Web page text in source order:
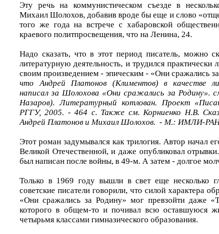
Эту речь на коммунистическом съезде в
Михаил Шолохов, добавив вроде бы еще и слово
того же года на встрече с хабаровской
краевого политпросвещения, что на Ленина, 24.
Надо сказать, что в этот период писатель, можно
литературную деятельность, и трудился
своим произведением - эпическим - «Они сражались
что Андрей Платонов (Климентов) в качестве
написал за Шолохова «Они сражались за Родину».
Назаров). Литературный котлован. Проект
РГГУ, 2005. - 464 с. Также см. Корниенко Н.В.
Андрей Платонов и Михаил Шолохов. - М.: ИМЛИ-
Этот роман задумывался как трилогия. Автор начал
Великой Отечественной, и даже опубликовал
был написан после войны, в 49-м. А затем - долгое
Только в 1969 году вышли в свет еще несколько
советские писатели говорили, что силой характера
«Они сражались за Родину» мог превзойти даже
которого в общем-то и почивал всю оставшуюся
четырьмя классами гимназического образования.